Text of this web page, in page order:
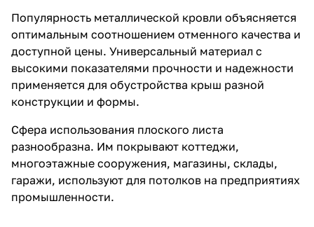
Популярность металлической кровли объясняется
оптимальным соотношением отменного качества и
доступной цены. Универсальный материал с
высокими показателями прочности и надежности
применяется для обустройства крыш разной
конструкции и формы.
Сфера использования плоского листа
разнообразна. Им покрывают коттеджи,
многоэтажные сооружения, магазины, склады,
гаражи, используют для потолков на предприятиях
промышленности.